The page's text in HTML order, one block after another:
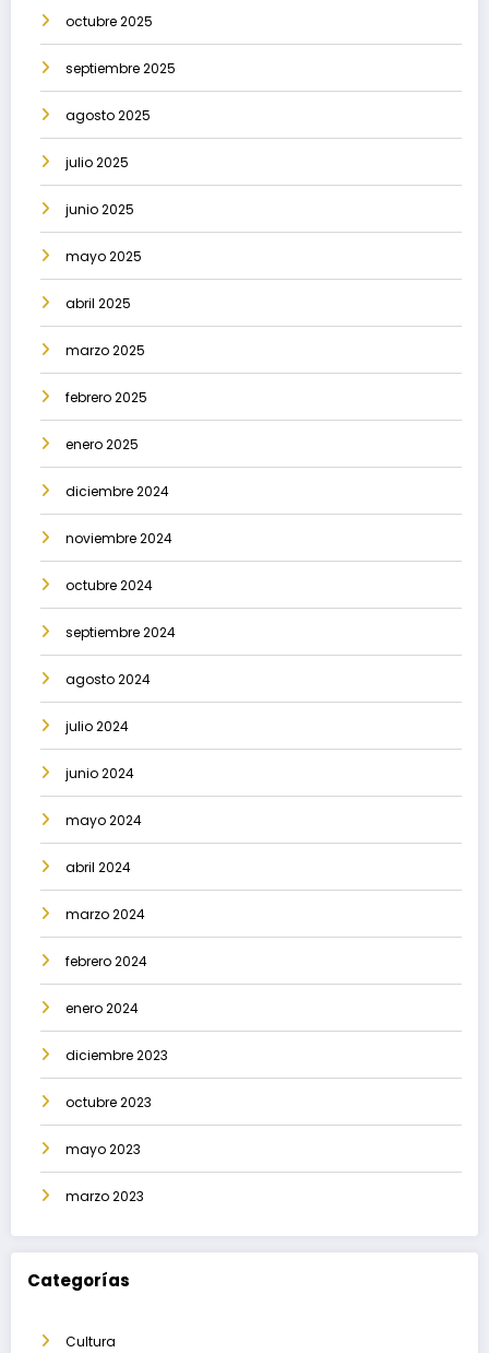
octubre 2025
septiembre 2025
agosto 2025
julio 2025
junio 2025
mayo 2025
abril 2025
marzo 2025
febrero 2025
enero 2025
diciembre 2024
noviembre 2024
octubre 2024
septiembre 2024
agosto 2024
julio 2024
junio 2024
mayo 2024
abril 2024
marzo 2024
febrero 2024
enero 2024
diciembre 2023
octubre 2023
mayo 2023
marzo 2023
Categorías
Cultura